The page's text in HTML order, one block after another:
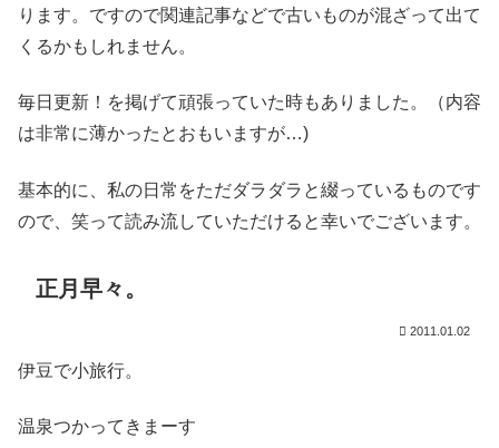
ります。ですので関連記事などで古いものが混ざって出て
くるかもしれません。
毎日更新！を掲げて頑張っていた時もありました。（内容
は非常に薄かったとおもいますが…)
基本的に、私の日常をただダラダラと綴っているものです
ので、笑って読み流していただけると幸いでございます。
正月早々。
2011.01.02
伊豆で小旅行。
温泉つかってきまーす